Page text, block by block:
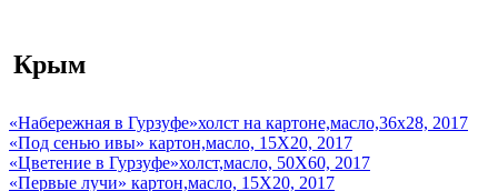
Крым
«Набережная в Гурзуфе»холст на картоне,масло,36х28, 2017
«Под сенью ивы» картон,масло, 15Х20, 2017
«Цветение в Гурзуфе»холст,масло, 50Х60, 2017
«Первые лучи» картон,масло, 15Х20, 2017